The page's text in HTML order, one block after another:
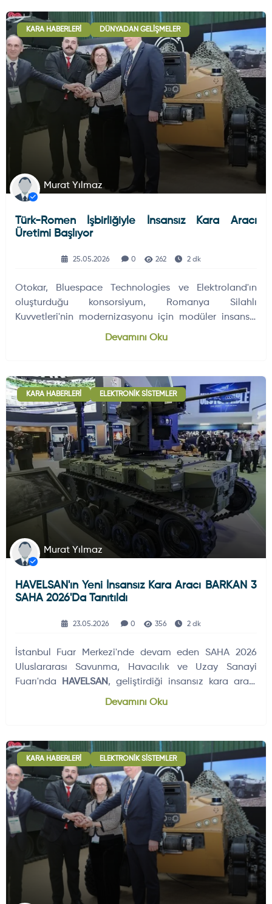
KARA HABERLERI DÜNYADAN GELIŞMELER
Murat Yılmaz
Türk-Romen İşbirliğiyle İnsansız Kara Aracı
Üretimi Başlıyor
25.05.2026 0 262 2 dk
Otokar, Bluespace Technologies ve Elektroland'ın
oluşturduğu konsorsiyum, Romanya Silahlı
Kuvvetleri'nin modernizasyonu için modüler insansız
kara aracı geliştiriyor.
Devamını Oku
KARA HABERLERI ELEKTRONIK SISTEMLER
Murat Yılmaz
HAVELSAN'ın Yeni İnsansız Kara Aracı BARKAN 3
SAHA 2026'da Tanıtıldı
23.05.2026 0 356 2 dk
İstanbul Fuar Merkezi'nde devam eden SAHA 2026
Uluslararası Savunma, Havacılık ve Uzay Sanayi
Fuarı'nda
HAVELSAN, geliştirdiği insansız kara aracı
Devamını Oku
KARA HABERLERI ELEKTRONIK SISTEMLER